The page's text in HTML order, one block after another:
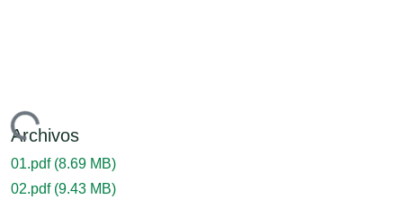
Cargando...
Archivos
01.pdf (8.69 MB)
02.pdf (9.43 MB)